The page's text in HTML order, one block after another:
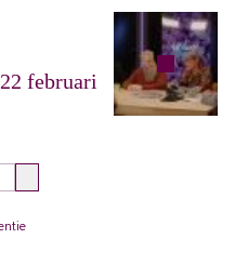
februari